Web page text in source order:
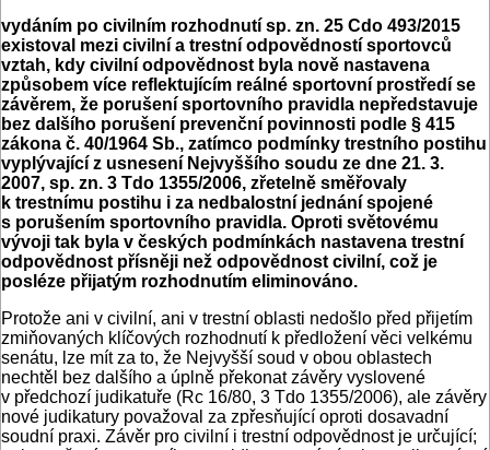
vydáním po civilním rozhodnutí sp. zn. 25 Cdo 493/2015
existoval mezi civilní a trestní odpovědností sportovců
vztah, kdy civilní odpovědnost byla nově nastavena
způsobem více reflektujícím reálné sportovní prostředí se
závěrem, že porušení sportovního pravidla nepředstavuje
bez dalšího porušení prevenční povinnosti podle § 415
zákona č. 40/1964 Sb., zatímco podmínky trestního postihu
vyplývající z usnesení Nejvyššího soudu ze dne 21. 3.
2007, sp. zn. 3 Tdo 1355/2006, zřetelně směřovaly
k trestnímu postihu i za nedbalostní jednání spojené
s porušením sportovního pravidla. Oproti světovému
vývoji tak byla v českých podmínkách nastavena trestní
odpovědnost přísněji než odpovědnost civilní, což je
posléze přijatým rozhodnutím eliminováno.
Protože ani v civilní, ani v trestní oblasti nedošlo před přijetím
zmiňovaných klíčových rozhodnutí k předložení věci velkému
senátu, lze mít za to, že Nejvyšší soud v obou oblastech
nechtěl bez dalšího a úplně překonat závěry vyslovené
v předchozí judikatuře (Rc 16/80, 3 Tdo 1355/2006), ale závěry
nové judikatury považoval za zpřesňující oproti dosavadní
soudní praxi. Závěr pro civilní i trestní odpovědnost je určující;